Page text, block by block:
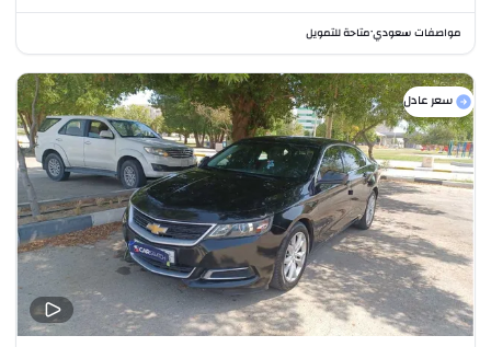
مواصفات سعودي•متاحة للتمويل
سعر عادل